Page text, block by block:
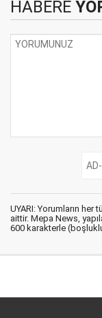
HABERE
UYARI: Yorumların
aittir. Mepa News,
600 karakterle (boşluklu)